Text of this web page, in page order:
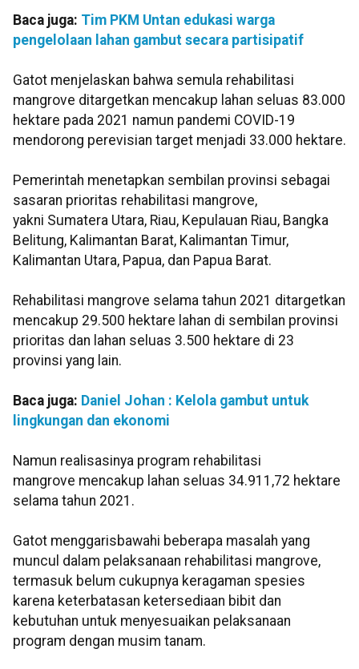
Baca juga: Tim PKM Untan edukasi warga
pengelolaan lahan gambut secara partisipatif
Gatot menjelaskan bahwa semula rehabilitasi
mangrove ditargetkan mencakup lahan seluas 83.000
hektare pada 2021 namun pandemi COVID-19
mendorong perevisian target menjadi 33.000 hektare.
Pemerintah menetapkan sembilan provinsi sebagai
sasaran prioritas rehabilitasi mangrove,
yakni Sumatera Utara, Riau, Kepulauan Riau, Bangka
Belitung, Kalimantan Barat, Kalimantan Timur,
Kalimantan Utara, Papua, dan Papua Barat.
Rehabilitasi mangrove selama tahun 2021 ditargetkan
mencakup 29.500 hektare lahan di sembilan provinsi
prioritas dan lahan seluas 3.500 hektare di 23
provinsi yang lain.
Baca juga: Daniel Johan : Kelola gambut untuk
lingkungan dan ekonomi
Namun realisasinya program rehabilitasi
mangrove mencakup lahan seluas 34.911,72 hektare
selama tahun 2021.
Gatot menggarisbawahi beberapa masalah yang
muncul dalam pelaksanaan rehabilitasi mangrove,
termasuk belum cukupnya keragaman spesies
karena keterbatasan ketersediaan bibit dan
kebutuhan untuk menyesuaikan pelaksanaan
program dengan musim tanam.